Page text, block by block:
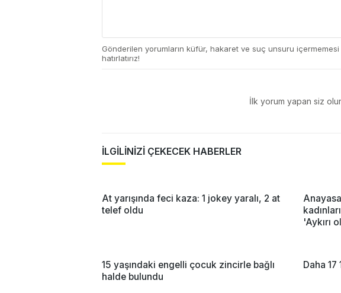
Gönderilen yorumların küfür, hakaret ve suç unsuru içermemesi
hatırlatırız!
İlk yorum yapan siz
İLGİLİNİZİ ÇEKECEK HABERLER
At yarışında feci kaza: 1 jokey yaralı, 2 at
telef oldu
'Aykırı
15 yaşındaki engelli çocuk zincirle bağlı
halde bulundu
Daha 17